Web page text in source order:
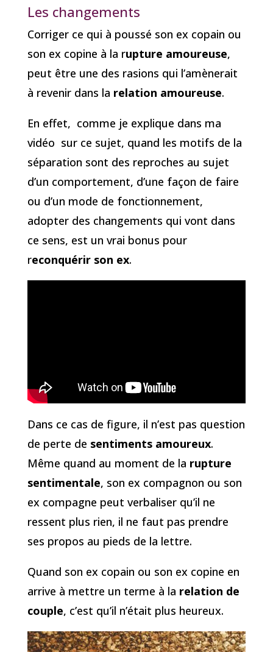
Les changements
Corriger ce qui à poussé son ex copain ou
son ex copine à la rupture amoureuse,
peut être une des rasions qui l’amènerait
à revenir dans la relation amoureuse.
En effet, comme je explique dans ma
vidéo sur ce sujet, quand les motifs de la
séparation sont des reproches au sujet
d’un comportement, d’une façon de faire
ou d’un mode de fonctionnement,
adopter des changements qui vont dans
ce sens, est un vrai bonus pour
reconquérir son ex.
Dans ce cas de figure, il n’est pas question
de perte de sentiments amoureux.
Même quand au moment de la rupture
sentimentale, son ex compagnon ou son
ex compagne peut verbaliser qu’il ne
ressent plus rien, il ne faut pas prendre
ses propos au pieds de la lettre.
Quand son ex copain ou son ex copine en
arrive à mettre un terme à la relation de
couple, c’est qu’il n’était plus heureux.